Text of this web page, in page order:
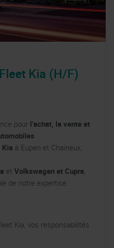
Kia (H/F)
pour l’achat, la vente et
à Eupen et Chaineux,
et Volkswagen et Cupra
de notre expertise.
Kia, vos responsabilités